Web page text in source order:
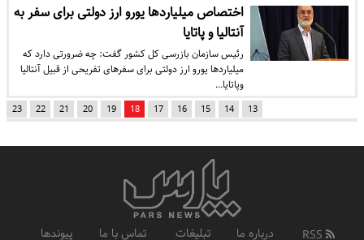
اختصاص میلیاردها یورو ارز دولتی برای سفر به
آنتالیا و پاتایا
رئیس سازمان بازرسی کل کشور گفت: چه ضرورتی دارد که
میلیاردها یورو ارز دولتی برای سفرهای تفریحی از قبیل آنتالیا
وپاتایا…
13
14
15
16
17
18
19
20
21
22
23
درباره ما تبلیغات تماس با ما پیوندها